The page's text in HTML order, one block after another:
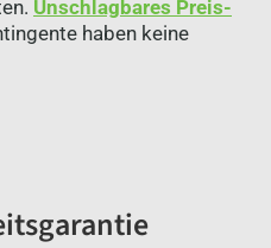
Unschlagbares Preis-
haben keine